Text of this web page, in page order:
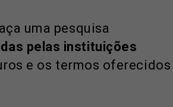
uma pesquisa
pelas instituições
e os termos oferecidos